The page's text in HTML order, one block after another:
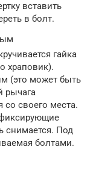
вставить
в болт.
гайка
храповик).
(это может быть
рычага
со своего места.
снимается. Под
болтами.